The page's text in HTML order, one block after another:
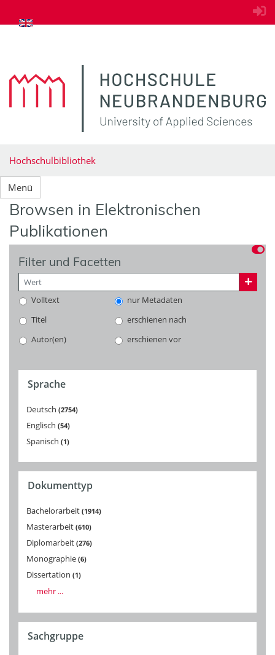
zum Inhalt springen
Hochschulbibliothek
Menü
Browsen in Elektronischen
Publikationen
Filter und Facetten
Volltext
nur Metadaten
Titel
erschienen nach
Autor(en)
erschienen vor
Sprache
Deutsch 2754
Englisch 54
Spanisch 1
Dokumenttyp
Bachelorarbeit 1914
Masterarbeit 610
Diplomarbeit 276
Monographie 6
Dissertation 1
mehr ...
Sachgruppe